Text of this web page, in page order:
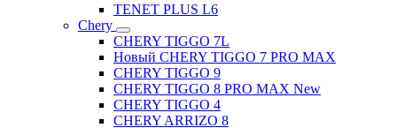
TENET PLUS L6
Chery
CHERY TIGGO 7L
Новый CHERY TIGGO 7 PRO MAX
CHERY TIGGO 9
CHERY TIGGO 8 PRO MAX New
CHERY TIGGO 4
CHERY ARRIZO 8